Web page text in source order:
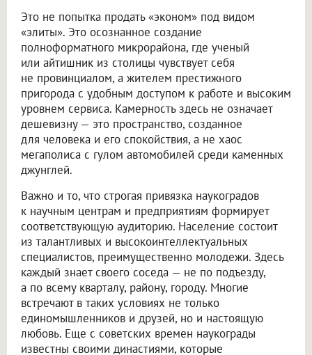
Это не попытка продать «эконом» под видом
«элиты». Это осознанное создание
полноформатного микрорайона, где ученый
или айтишник из столицы чувствует себя
не провинциалом, а жителем престижного
пригорода с удобным доступом к работе и высоким
уровнем сервиса. Камерность здесь не означает
дешевизну — это пространство, созданное
для человека и его спокойствия, а не хаос
мегаполиса с гулом автомобилей среди каменных
джунглей.
Важно и то, что строгая привязка наукоградов
к научным центрам и предприятиям формирует
соответствующую аудиторию. Население состоит
из талантливых и высокоинтеллектуальных
специалистов, преимущественно молодежи. Здесь
каждый знает своего соседа — не по подъезду,
а по всему кварталу, району, городу. Многие
встречают в таких условиях не только
единомышленников и друзей, но и настоящую
любовь. Еще с советских времен наукограды
известны своими династиями, которые